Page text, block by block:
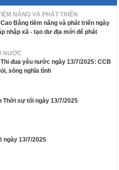
NĂNG VÀ PHÁT TRIỂN
Bằng tiềm năng và phát triển ngày
nhập xã - tạo dư địa mới để phát
NƯỚC
đua yêu nước ngày 13/7/2025: CCB
sống nghĩa tình
Thời sự tối ngày 13/7/2025
ngày 13/7/2025